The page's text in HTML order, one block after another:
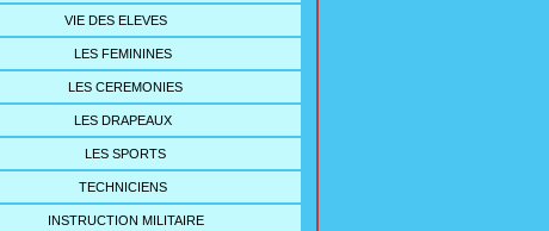
VIE DES ELEVES
LES FEMININES
LES CEREMONIES
LES DRAPEAUX
LES SPORTS
TECHNICIENS
INSTRUCTION MILITAIRE